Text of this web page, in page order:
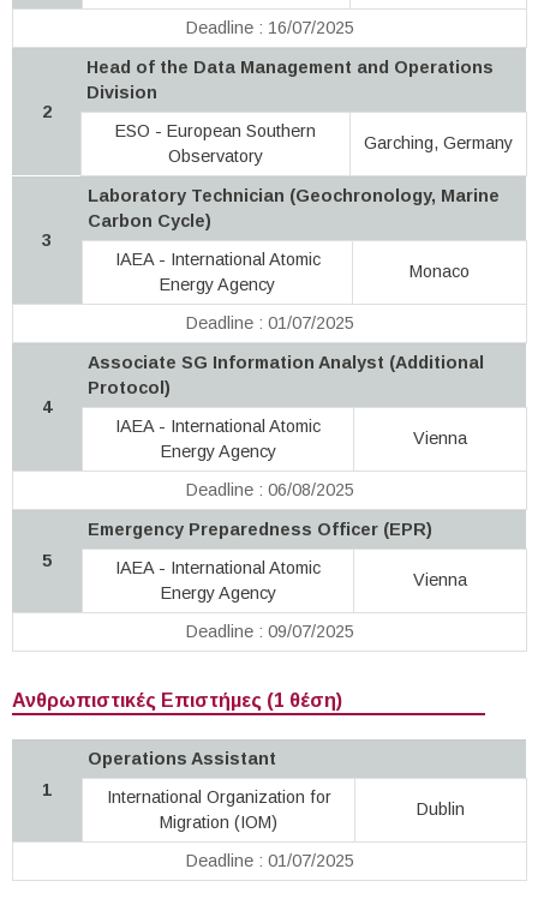
Deadline : 16/07/2025
2
Head of the Data Management and Operations
Division
ESO - European Southern
Observatory
Garching, Germany
3
Laboratory Technician (Geochronology, Marine
Carbon Cycle)
IAEA - International Atomic
Energy Agency
Monaco
Deadline : 01/07/2025
4
Associate SG Information Analyst (Additional
Protocol)
IAEA - International Atomic
Energy Agency
Vienna
Deadline : 06/08/2025
5
Emergency Preparedness Officer (EPR)
IAEA - International Atomic
Energy Agency
Vienna
Deadline : 09/07/2025
Ανθρωπιστικές Επιστήμες (1 θέση)
1
Operations Assistant
International Organization for
Migration (IOM)
Dublin
Deadline : 01/07/2025